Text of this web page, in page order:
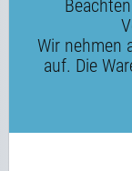
Wir nehmen
auf. Die